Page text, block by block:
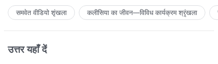
समवेत वीडियो शृंखला कलीसिया का जीवन—विविध कार्यक्रम श्रृंखला
उत्तर यहाँ दें